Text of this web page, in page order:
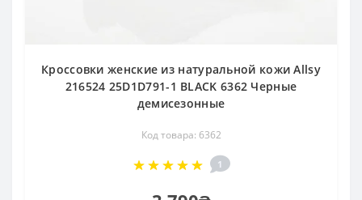
Кроссовки женские из натуральной кожи Allsy
216524 25D1D791-1 BLACK 6362 Черные
демисезонные
Код товара: 6362
1